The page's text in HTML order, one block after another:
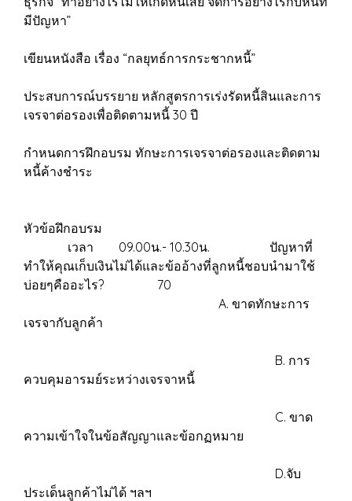
มีปัญหา”
เขียนหนังสือ เรื่อง “กลยุทธ์การกระชากหนี้”
ประสบการณ์บรรยาย หลักสูตรการเร่งรัดหนี้สินและการ
เจรจาต่อรองเพื่อติดตามหนี้ 30 ปี
กำหนดการฝึกอบรม ทักษะการเจรจาต่อรองและติดตาม
หนี้ค้างชำระ
หัวข้อฝึกอบรม
เวลา 09.00น.- 10.30น. ปัญหาที่
ทำให้คุณเก็บเงินไม่ได้และข้ออ้างที่ลูกหนี้ชอบนำมาใช้
บ่อยๆคืออะไร? 70
A. ขาดทักษะการ
เจรจากับลูกค้า
B. การ
ควบคุมอารมย์ระหว่างเจรจาหนี้
C. ขาด
ความเข้าใจในข้อสัญญาและข้อกฏหมาย
D.จับ
ประเด็นลูกค้าไม่ได้ ฯลฯ